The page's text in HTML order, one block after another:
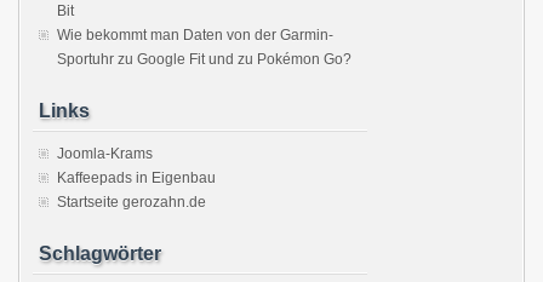
Bit
Wie bekommt man Daten von der Garmin-
Sportuhr zu Google Fit und zu Pokémon Go?
Links
Joomla-Krams
Kaffeepads in Eigenbau
Startseite gerozahn.de
Schlagwörter